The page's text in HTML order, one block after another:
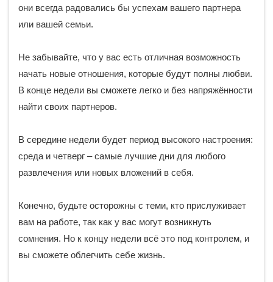
они всегда радовались бы успехам вашего партнера
или вашей семьи.
Не забывайте, что у вас есть отличная возможность
начать новые отношения, которые будут полны любви.
В конце недели вы сможете легко и без напряжённости
найти своих партнеров.
В середине недели будет период высокого настроения:
среда и четверг – самые лучшие дни для любого
развлечения или новых вложений в себя.
Конечно, будьте осторожны с теми, кто прислуживает
вам на работе, так как у вас могут возникнуть
сомнения. Но к концу недели всё это под контролем, и
вы сможете облегчить себе жизнь.